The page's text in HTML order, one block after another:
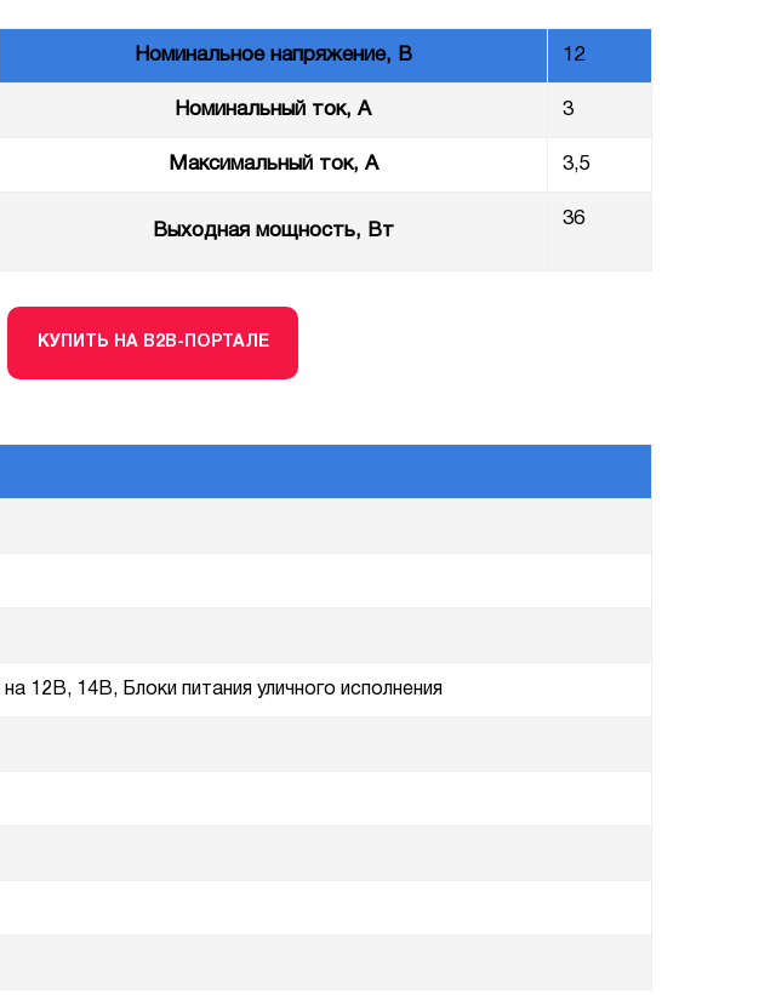
Номинальное напряжение, В 12
Номинальный ток, А 3
Максимальный ток, А 3,5
Выходная мощность, Вт
36
КУПИТЬ НА B2B-ПОРТАЛЕ
12В, 14В, Блоки питания уличного исполнения